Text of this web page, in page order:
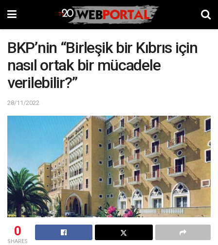
BKP’nin “Birleşik bir Kıbrıs için
nasıl ortak bir mücadele
verilebilir?”
28/11/2022
0
SHARES